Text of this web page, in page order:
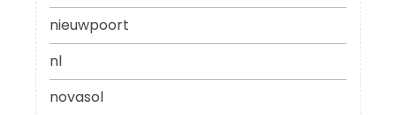
nieuwpoort
nl
novasol